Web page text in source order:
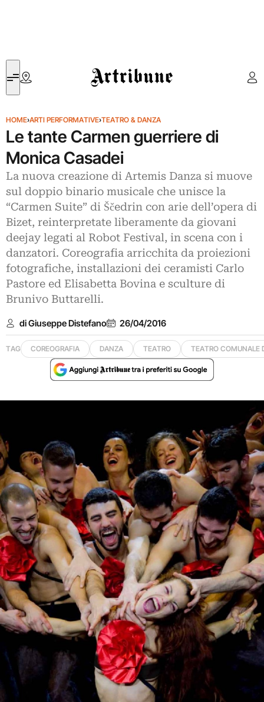
Artribune
HOME›ARTI PERFORMATIVE›TEATRO & DANZA
Le tante Carmen guerriere di
Monica Casadei
La nuova creazione di Artemis Danza si muove
sul doppio binario musicale che unisce la
“Carmen Suite” di Ščedrin con arie dell’opera di
Bizet, reinterpretate liberamente da giovani
deejay legati al Robot Festival, in scena con i
danzatori. Coreografia arricchita da proiezioni
fotografiche, installazioni dei ceramisti Carlo
Pastore ed Elisabetta Bovina e sculture di
Brunivo Buttarelli.
di Giuseppe Distefano 26/04/2016
TAG COREOGRAFIA DANZA TEATRO TEATRO COMUNALE